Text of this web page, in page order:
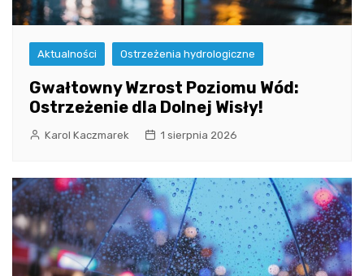
Aktualności Ostrzeżenia hydrologiczne
Gwałtowny Wzrost Poziomu Wód:
Ostrzeżenie dla Dolnej Wisły!
Karol Kaczmarek 1 sierpnia 2026